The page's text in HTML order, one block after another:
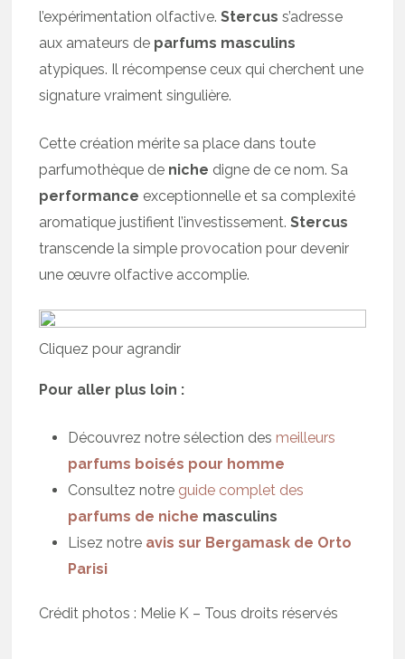
l’expérimentation olfactive.Stercus s’adresse
aux amateurs de parfums masculins
atypiques. Il récompense ceux qui cherchent une
signature vraiment singulière.
Cette création mérite sa place dans toute
parfumothèque de niche digne de ce nom. Sa
performance exceptionnelle et sa complexité
aromatique justifient l’investissement.Stercus
transcende la simple provocation pour devenir
une œuvre olfactive accomplie.
Cliquez pour agrandir
Pour aller plus loin :
Découvrez notre sélection des meilleurs
parfums boisés pour homme
Consultez notre guide complet des
parfums de niche masculins
Lisez notre avis sur Bergamask de Orto
Parisi
Crédit photos : Melie K – Tous droits réservés